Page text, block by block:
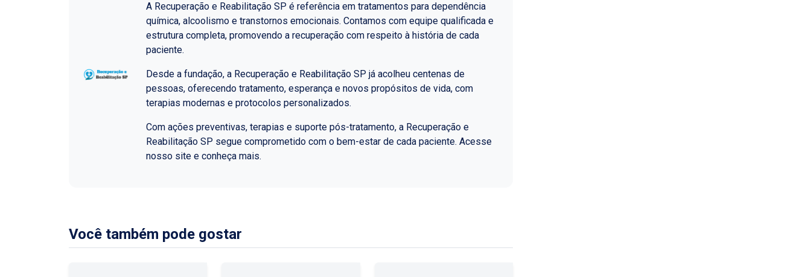
A Recuperação e Reabilitação SP é referência em tratamentos para dependência
química, alcoolismo e transtornos emocionais. Contamos com equipe qualificada e
estrutura completa, promovendo a recuperação com respeito à história de cada
paciente.
Desde a fundação, a Recuperação e Reabilitação SP já acolheu centenas de
pessoas, oferecendo tratamento, esperança e novos propósitos de vida, com
terapias modernas e protocolos personalizados.
Com ações preventivas, terapias e suporte pós-tratamento, a Recuperação e
Reabilitação SP segue comprometido com o bem-estar de cada paciente. Acesse
nosso site e conheça mais.
Você também pode gostar